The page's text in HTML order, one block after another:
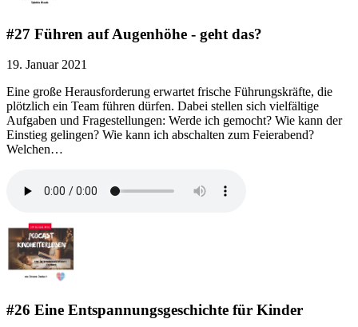
#27 Führen auf Augenhöhe - geht das?
19. Januar 2021
Eine große Herausforderung erwartet frische Führungskräfte, die
plötzlich ein Team führen dürfen. Dabei stellen sich vielfältige
Aufgaben und Fragestellungen: Werde ich gemocht? Wie kann der
Einstieg gelingen? Wie kann ich abschalten zum Feierabend?
Welchen…
#26 Eine Entspannungsgeschichte für Kinder